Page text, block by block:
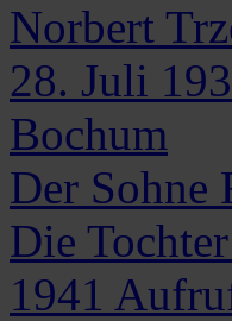
Norbert
28. Juli
Bochum
Der Sohne
Die
1941